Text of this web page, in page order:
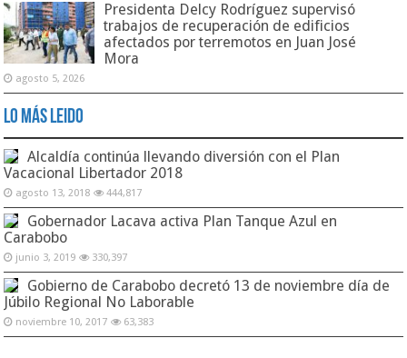
Presidenta Delcy Rodríguez supervisó
trabajos de recuperación de edificios
afectados por terremotos en Juan José
Mora
agosto 5, 2026
Lo Más Leido
Alcaldía continúa llevando diversión con el Plan
Vacacional Libertador 2018
agosto 13, 2018 444,817
Gobernador Lacava activa Plan Tanque Azul en
Carabobo
junio 3, 2019 330,397
Gobierno de Carabobo decretó 13 de noviembre día de
Júbilo Regional No Laborable
noviembre 10, 2017 63,383